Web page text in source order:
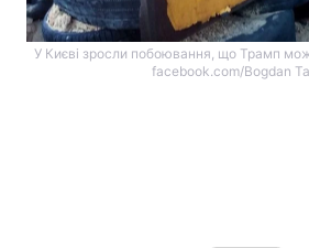
У Києві зросли побоювання, що Трамп
facebook.com/Bogdan